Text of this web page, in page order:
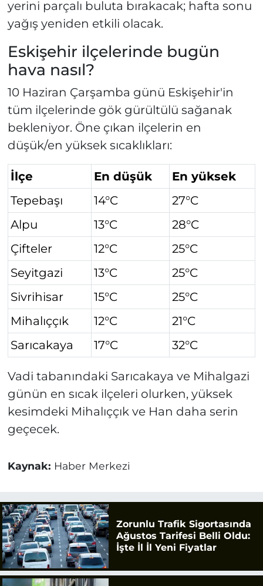
yerini parçalı buluta bırakacak; hafta sonu
yağış yeniden etkili olacak.
Eskişehir ilçelerinde bugün
hava nasıl?
10 Haziran Çarşamba günü Eskişehir'in
tüm ilçelerinde gök gürültülü sağanak
bekleniyor. Öne çıkan ilçelerin en
düşük/en yüksek sıcaklıkları:
İlçe En düşük
En yüksek
Tepebaşı
14°C
27°C
Alpu
13°C
28°C
Çifteler
12°C
25°C
Seyitgazi
13°C
25°C
Sivrihisar
15°C
25°C
Mihalıççık
12°C
21°C
Sarıcakaya
17°C 32°C
Vadi tabanındaki Sarıcakaya ve Mihalgazi
günün en sıcak ilçeleri olurken, yüksek
kesimdeki Mihalıççık ve Han daha serin
geçecek.
Kaynak: Haber Merkezi
Zorunlu Trafik Sigortasında
Ağustos Tarifesi Belli Oldu:
İşte İl İl Yeni Fiyatlar